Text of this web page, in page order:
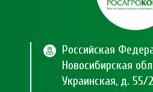
Российская
Новосибирская
Украинская, д. 55/